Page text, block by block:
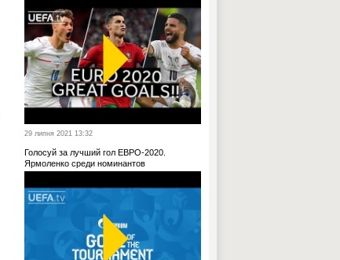
29 липня 2021 13:32
Голосуй за лучший гол ЕВРО-2020.
Ярмоленко среди номинантов